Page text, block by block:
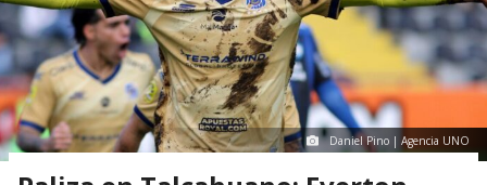
Daniel Pino | Agencia UNO